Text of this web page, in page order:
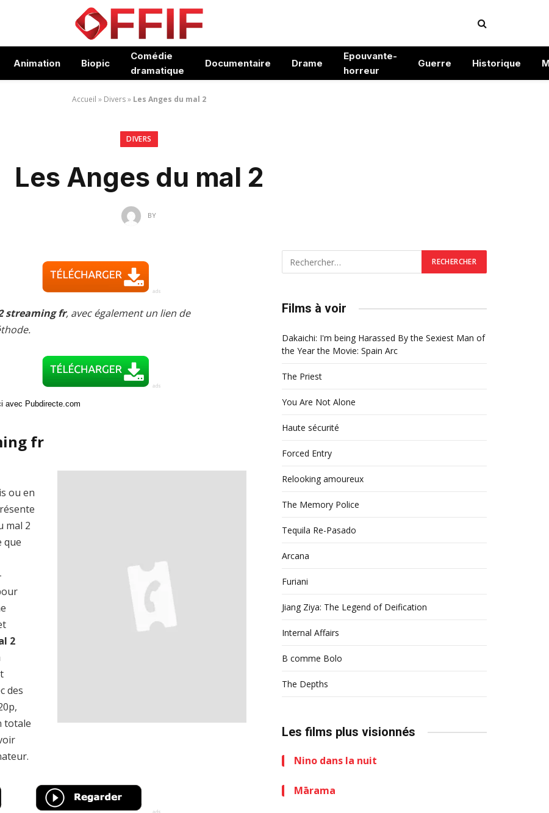
Animation Biopic
Comédie
dramatique
Documentaire Drame
Epouvante-
horreur
Guerre Historique
Accueil » Divers» Les Anges du mal 2
DIVERS
Les Anges du mal 2
BY
streaming fr, avec également un lien de
avec Pubdirecte.com
fr
ou en
mal 2
que
2
des
totale
Films à voir
Dakaichi: I'm being Harassed By the Sexiest Man of
the Year the Movie: Spain Arc
The Priest
You Are Not Alone
Haute sécurité
Forced Entry
Relooking amoureux
The Memory Police
Tequila Re-Pasado
Arcana
Furiani
Jiang Ziya: The Legend of Deification
Internal Affairs
B comme Bolo
The Depths
Les films plus visionnés
Nino dans la nuit
Mārama